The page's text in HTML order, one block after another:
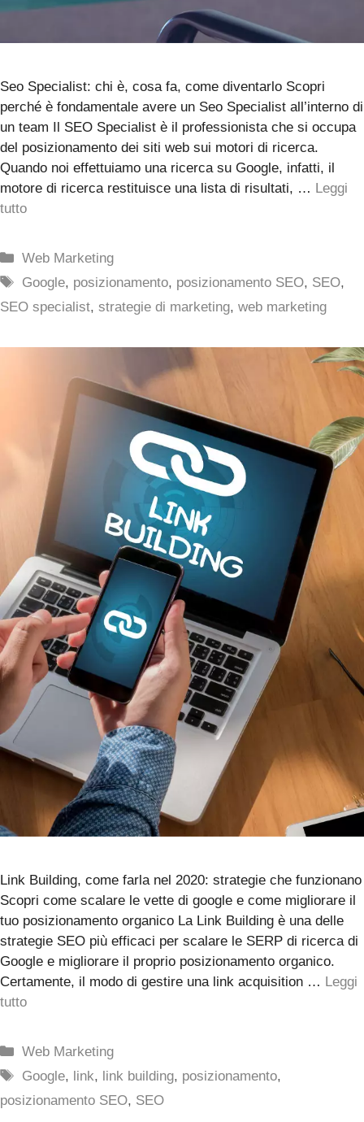
Seo Specialist: chi è, cosa fa, come diventarlo Scopri
perché è fondamentale avere un Seo Specialist all’interno di
un team Il SEO Specialist è il professionista che si occupa
del posizionamento dei siti web sui motori di ricerca.
Quando noi effettuiamo una ricerca su Google, infatti, il
motore di ricerca restituisce una lista di risultati, … Leggi
tutto
Categorie
Web Marketing
Tag
Google, posizionamento, posizionamento SEO, SEO,
SEO specialist, strategie di marketing, web marketing
Link Building, come farla nel 2020: strategie che funzionano
Scopri come scalare le vette di google e come migliorare il
tuo posizionamento organico La Link Building è una delle
strategie SEO più efficaci per scalare le SERP di ricerca di
Google e migliorare il proprio posizionamento organico.
Certamente, il modo di gestire una link acquisition … Leggi
tutto
Categorie
Web Marketing
Tag
Google, link, link building, posizionamento,
posizionamento SEO, SEO